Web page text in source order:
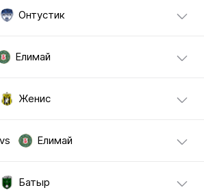
Онтустик
Елимай
Женис
vs Елимай
Батыр